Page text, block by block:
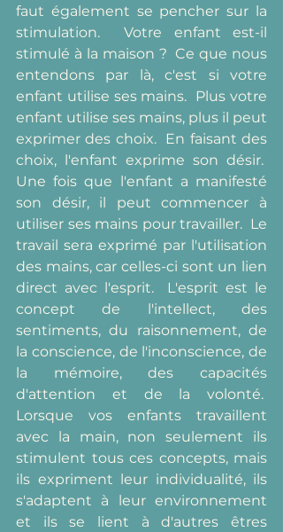
faut également se pencher sur la
stimulation.  Votre enfant est-il
stimulé à la maison ?  Ce que nous
entendons par là, c'est si votre
enfant utilise ses mains.  Plus votre
enfant utilise ses mains, plus il peut
exprimer des choix.  En faisant des
choix, l'enfant exprime son désir.
Une fois que l'enfant a manifesté
son désir, il peut commencer à
utiliser ses mains pour travailler.  Le
travail sera exprimé par l'utilisation
des mains, car celles-ci sont un lien
direct avec l'esprit.  L'esprit est le
concept de l'intellect, des
sentiments, du raisonnement, de
la conscience, de l'inconscience, de
la mémoire, des capacités
d'attention et de la volonté.
Lorsque vos enfants travaillent
avec la main, non seulement ils
stimulent tous ces concepts, mais
ils expriment leur individualité, ils
s'adaptent à leur environnement
et ils se lient à d'autres êtres